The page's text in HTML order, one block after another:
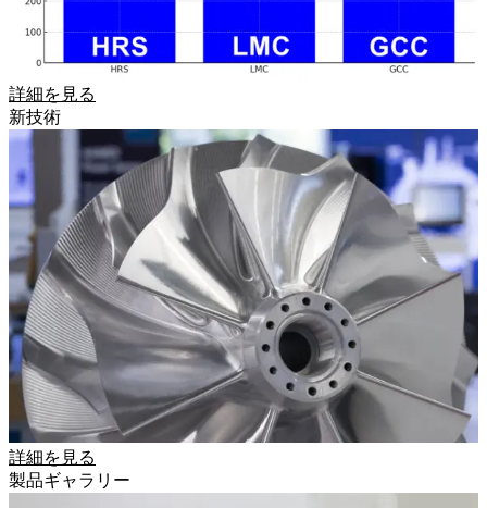
詳細を見る
新技術
詳細を見る
製品ギャラリー